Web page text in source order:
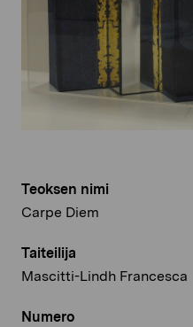
Teoksen nimi
Carpe Diem
Taiteilija
Mascitti-Lindh Francesca
Numero